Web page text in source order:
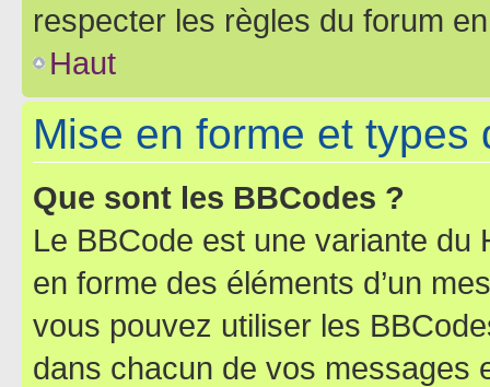
respecter les règles du forum
Haut
Mise en forme et types
Que sont les BBCodes ?
Le BBCode est une variante du
en forme des éléments d’un
vous pouvez utiliser les
dans chacun de vos messages